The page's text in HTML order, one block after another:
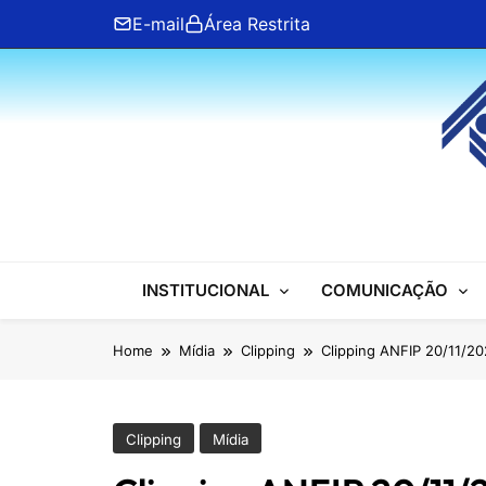
content
E-mail Área Restrita
ANFIP Nacional
INSTITUCIONAL COMUNICAÇÃO
Home Mídia Clipping Clipping ANFIP 20/11/
Clipping Mídia